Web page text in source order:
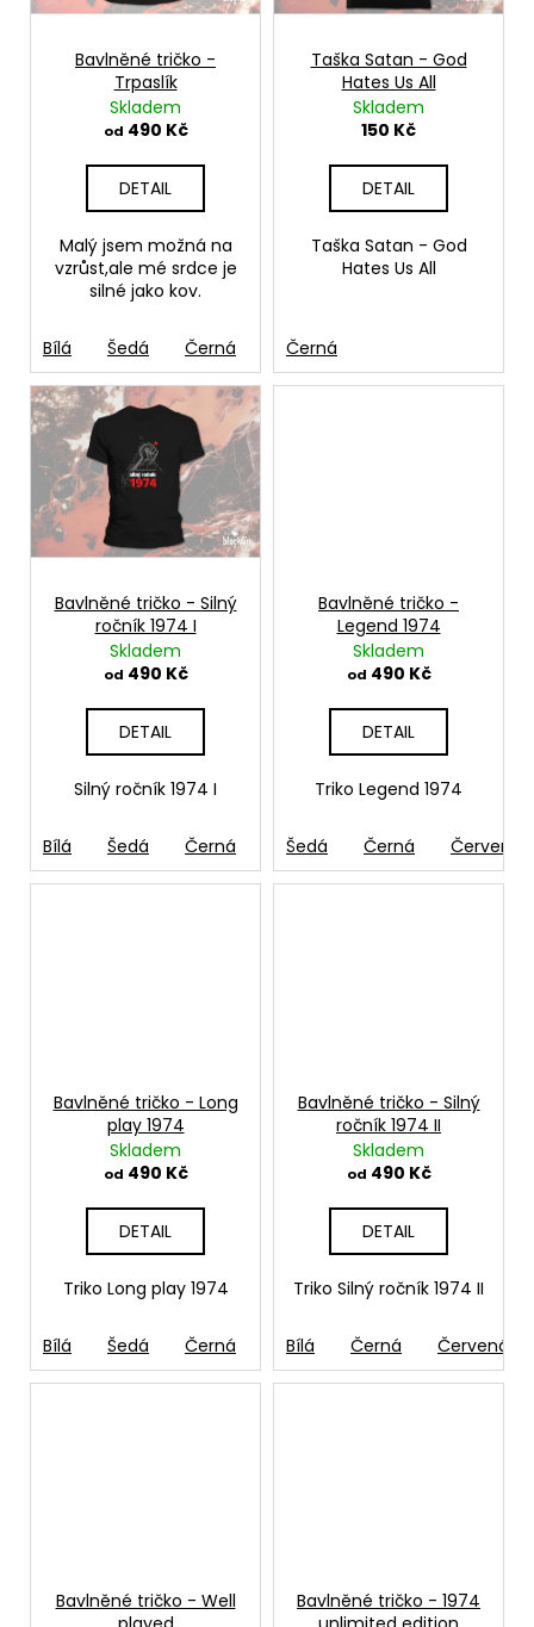
d
Bavlněné tričko -
Trpaslík
Skladem
od 490 Kč
DETAIL
Malý jsem možná na
vzrůst,ale mé srdce je
silné jako kov.
Bílá Šedá Černá Červená
Taška Satan - God
Hates Us All
Skladem
150 Kč
DETAIL
Taška Satan - God
Hates Us All
Černá
Bavlněné tričko - Silný
ročník 1974 I
Skladem
od 490 Kč
DETAIL
Silný ročník 1974 I
Bílá Šedá Černá French navy Žlutá
Bavlněné tričko -
Legend 1974
Skladem
od 490 Kč
DETAIL
Triko Legend 1974
Šedá Černá Červená
Bavlněné tričko - Long
play 1974
Skladem
od 490 Kč
DETAIL
Triko Long play 1974
Bílá Šedá Černá Červená French navy
Bavlněné tričko - Silný
ročník 1974 II
Skladem
od 490 Kč
DETAIL
Triko Silný ročník 1974 II
Bílá Černá Červená
Bavlněné tričko - Well
Bavlněné tričko - 1974
HLEDAT
D
o
p
u
č
u
TRIČKO
WITCHERPANÁ
490
Kč